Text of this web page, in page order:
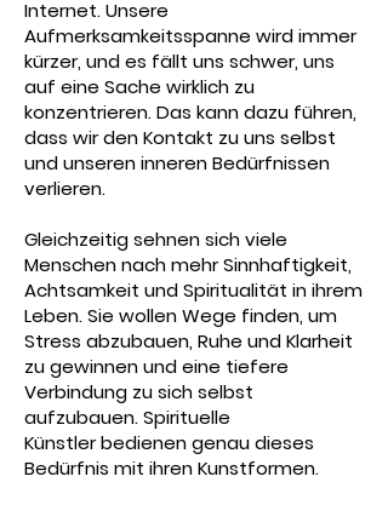
Internet. Unsere
Aufmerksamkeitsspanne wird immer
kürzer, und es fällt uns schwer, uns
auf eine Sache wirklich zu
konzentrieren. Das kann dazu führen,
dass wir den Kontakt zu uns selbst
und unseren inneren Bedürfnissen
verlieren.
Gleichzeitig sehnen sich viele
Menschen nach mehr Sinnhaftigkeit,
Achtsamkeit und Spiritualität in ihrem
Leben. Sie wollen Wege finden, um
Stress abzubauen, Ruhe und Klarheit
zu gewinnen und eine tiefere
Verbindung zu sich selbst
aufzubauen. Spirituelle
Künstlerbedienengenau dieses
Bedürfnis mit ihrenKunstformen.